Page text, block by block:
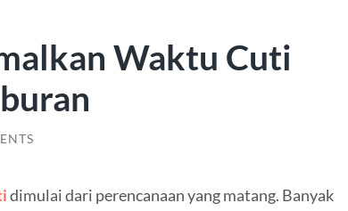
Waktu Cuti
dimulai dari perencanaan yang matang. Banyak